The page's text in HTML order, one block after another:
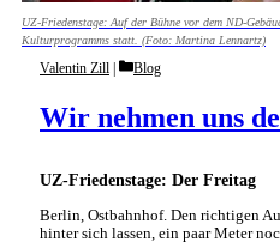
UZ-Friedenstage: Auf der Bühne vor dem ND-
Kulturprogramms statt. (Foto: Martina Lennartz)
UZ-Friedenstage: Der Freitag
Wir nehmen uns
Valentin Zill Categories
Blog
Berlin, Ostbahnhof. Den richtigen
hinter sich lassen, ein paar Meter